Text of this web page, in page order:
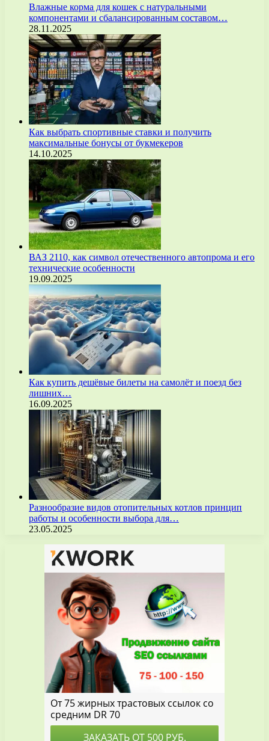
Влажные корма для кошек с натуральными
компонентами и сбалансированным составом…
28.11.2025
Как выбрать спортивные ставки и получить
максимальные бонусы от букмекеров
14.10.2025
ВАЗ 2110, как символ отечественного автопрома и его
технические особенности
19.09.2025
Как купить дешёвые билеты на самолёт и поезд без
лишних…
16.09.2025
Разнообразие видов отопительных котлов принцип
работы и особенности выбора для…
23.05.2025